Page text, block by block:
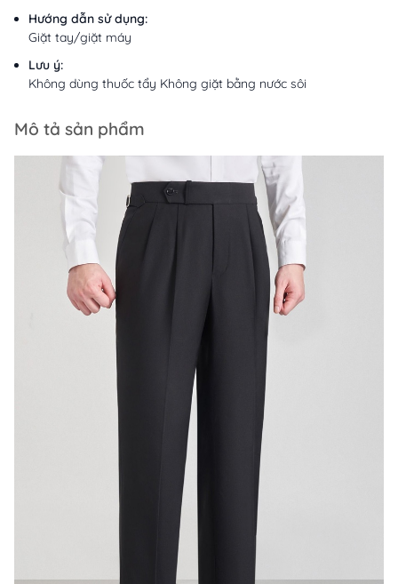
Hướng dẫn sử dụng:
Giặt tay/giặt máy
Lưu ý:
Không dùng thuốc tẩy Không giặt bằng nước sôi
Mô tả sản phẩm